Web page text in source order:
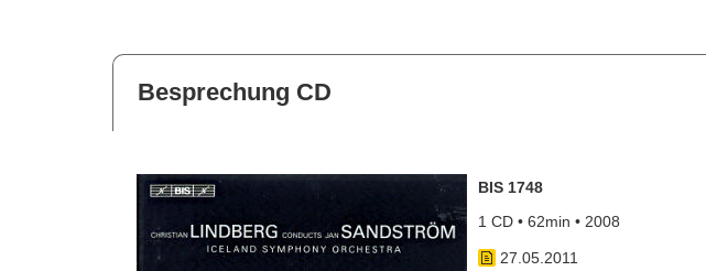
Besprechung CD
BIS 1748
1 CD • 62min • 2008
27.05.2011